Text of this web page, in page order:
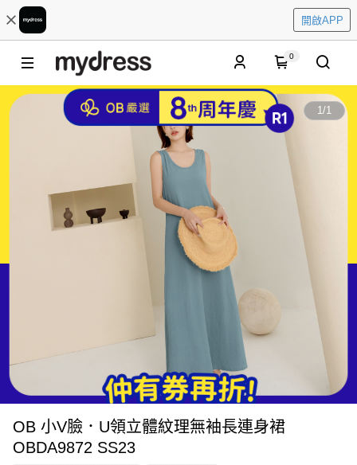
開啟APP
0
1/1
OB 小V臉．U領立體紋理無袖長連身裙
OBDA9872 SS23